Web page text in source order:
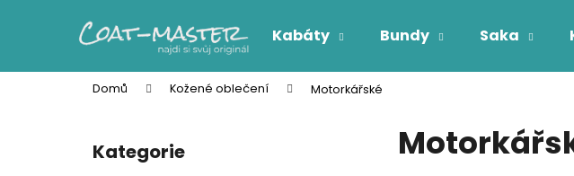
Kabáty Bundy Saka
Domů Kožené oblečení Motorkářské
Přeskočit
kategorie
Kategorie
í
Zpět
do
obchodu
Zpět
do
obchodu